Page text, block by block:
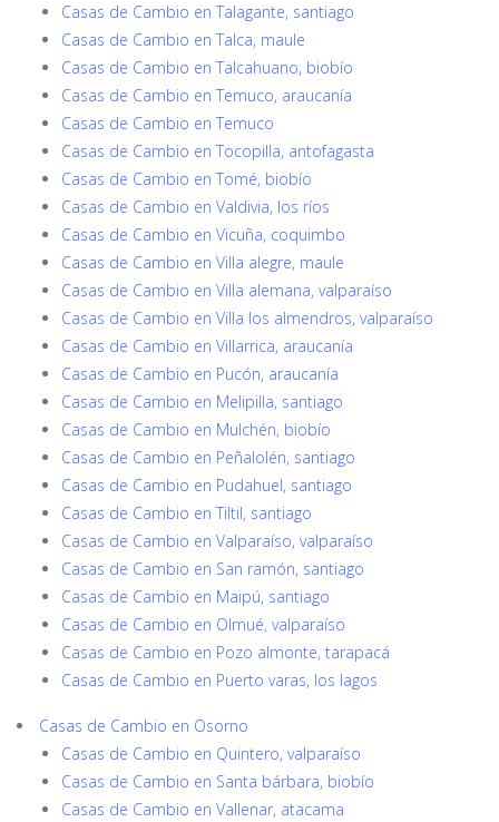
Casas de Cambio en Talagante, santiago
Casas de Cambio en Talca, maule
Casas de Cambio en Talcahuano, biobío
Casas de Cambio en Temuco, araucanía
Casas de Cambio en Temuco
Casas de Cambio en Tocopilla, antofagasta
Casas de Cambio en Tomé, biobío
Casas de Cambio en Valdivia, los ríos
Casas de Cambio en Vicuña, coquimbo
Casas de Cambio en Villa alegre, maule
Casas de Cambio en Villa alemana, valparaíso
Casas de Cambio en Villa los almendros, valparaíso
Casas de Cambio en Villarrica, araucanía
Casas de Cambio en Pucón, araucanía
Casas de Cambio en Melipilla, santiago
Casas de Cambio en Mulchén, biobío
Casas de Cambio en Peñalolén, santiago
Casas de Cambio en Pudahuel, santiago
Casas de Cambio en Tiltil, santiago
Casas de Cambio en Valparaíso, valparaíso
Casas de Cambio en San ramón, santiago
Casas de Cambio en Maipú, santiago
Casas de Cambio en Olmué, valparaíso
Casas de Cambio en Pozo almonte, tarapacá
Casas de Cambio en Puerto varas, los lagos
Casas de Cambio en Osorno
Casas de Cambio en Quintero, valparaíso
Casas de Cambio en Santa bárbara, biobío
Casas de Cambio en Vallenar, atacama